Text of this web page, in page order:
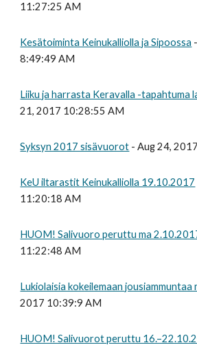
11:27:25 AM
Kesätoiminta Keinukalliolla ja Sipoossa
8:49:49 AM
Liiku ja harrasta Keravalla -tapahtuma
21, 2017 10:28:55 AM
Syksyn 2017 sisävuorot - Aug 24,
KeU iltarastit Keinukalliolla 19.10.2017
11:20:18 AM
HUOM! Salivuoro peruttu ma
11:22:48 AM
Lukiolaisia kokeilemaan jousiammuntaa
2017 10:39:9 AM
HUOM! Salivuorot peruttu